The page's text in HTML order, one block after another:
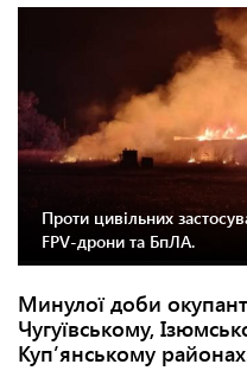
Проти цивільних
FPV-дрони та БпЛА.
Минулої доби
Чугуївському,
Куп’янському